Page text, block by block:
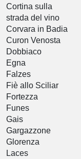
Cortina sulla
strada del vino
Corvara in Badia
Curon Venosta
Dobbiaco
Egna
Falzes
Fiè allo Sciliar
Fortezza
Funes
Gais
Gargazzone
Glorenza
Laces